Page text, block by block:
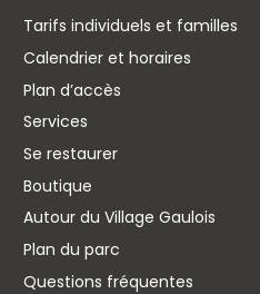
Tarifs individuels et familles
Calendrier et horaires
Plan d’accès
Services
Se restaurer
Boutique
Autour du Village Gaulois
Plan du parc
Questions fréquentes